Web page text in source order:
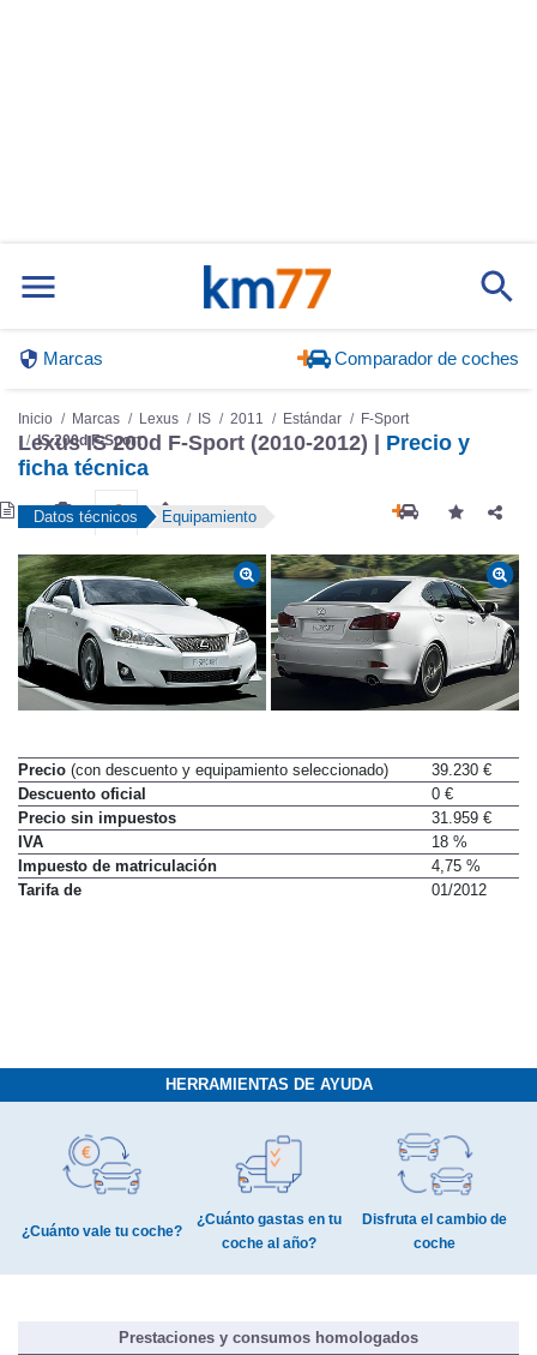
Marcas Comparador de coches
Inicio Marcas Lexus IS 2011 Estándar
F-Sport
IS 200d F-Sport
Lexus IS 200d F-Sport (2010-2012) | Precio y
ficha técnica
Datos técnicos Equipamiento
Precio (con descuento y equipamiento seleccionado)
39.230 €
Descuento oficial
0 €
Precio sin impuestos
31.959 €
IVA
18 %
Impuesto de matriculación
4,75 %
Tarifa de
01/2012
HERRAMIENTAS DE AYUDA
¿Cuánto vale tu coche?
¿Cuánto gastas en tu
coche al año?
Disfruta el cambio de
coche
Prestaciones y consumos homologados